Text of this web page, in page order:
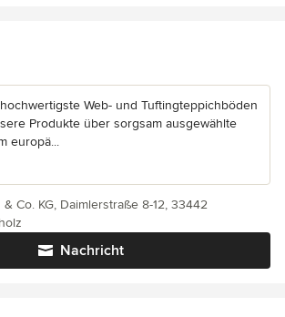
Web- und Tuftingteppichböden
Produkte über sorgsam ausgewählte
europä...
Nachricht
Co. KG, Daimlerstraße 8-12, 33442